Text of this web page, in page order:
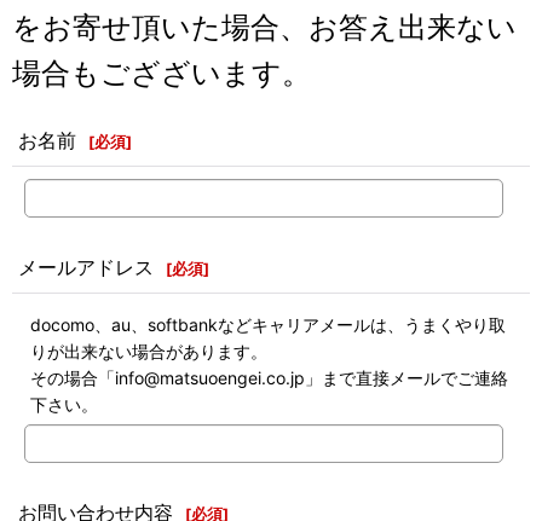
をお寄せ頂いた場合、お答え出来ない
場合もござざいます。
お名前 [必須]
メールアドレス [必須]
docomo、au、softbankなどキャリアメールは、うまくやり取
りが出来ない場合があります。
その場合「info@matsuoengei.co.jp」まで直接メールでご連絡
下さい。
お問い合わせ内容 [必須]